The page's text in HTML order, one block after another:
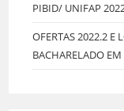
PIBID/ UNIFAP
OFERTAS 2022.2 E
BACHARELADO